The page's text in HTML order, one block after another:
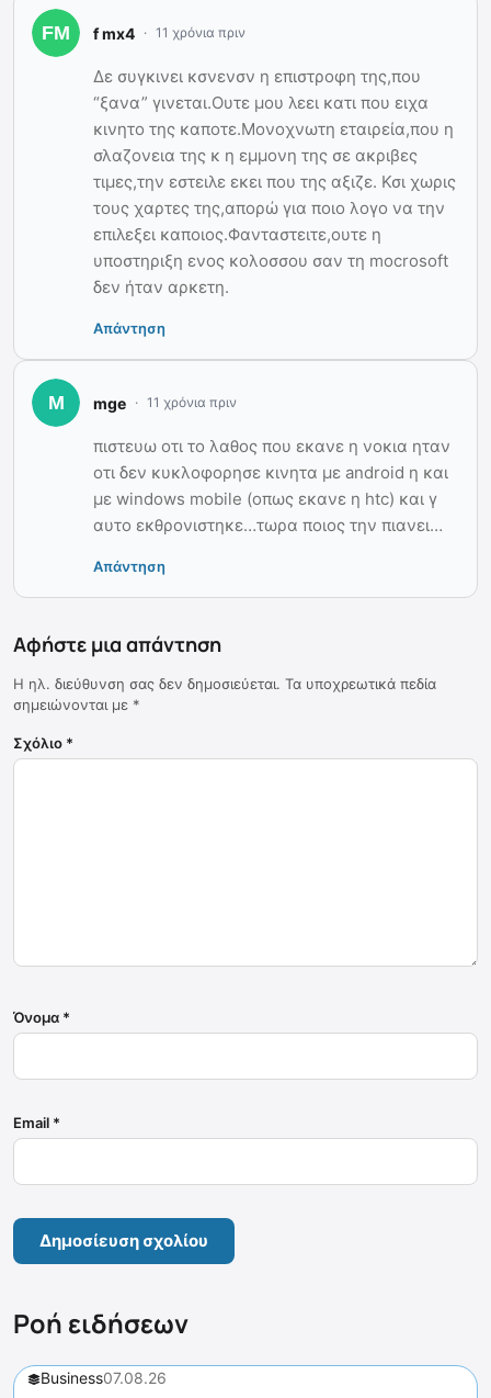
f mx4 11 χρόνια πριν
Δε συγκινει κσνενσν η επιστροφη της,που
“ξανα” γινεται.Ουτε μου λεει κατι που ειχα
κινητο της καποτε.Μονοχνωτη εταιρεία,που η
σλαζονεια της κ η εμμονη της σε ακριβες
τιμες,την εστειλε εκει που της αξιζε. Κσι χωρις
τους χαρτες της,απορώ για ποιο λογο να την
επιλεξει καποιος.Φανταστειτε,ουτε η
υποστηριξη ενος κολοσσου σαν τη mocrosoft
δεν ήταν αρκετη.
Απάντηση
mge 11 χρόνια πριν
πιστευω οτι το λαθος που εκανε η νοκια ηταν
οτι δεν κυκλοφορησε κινητα με android η και
με windows mobile (οπως εκανε η htc) και γ
αυτο εκθρονιστηκε…τωρα ποιος την πιανει…
Απάντηση
Αφήστε μια απάντηση
Η ηλ. διεύθυνση σας δεν δημοσιεύεται. Τα υποχρεωτικά πεδία
σημειώνονται με *
Σχόλιο *
Όνομα *
Email *
Ροή ειδήσεων
Business07.08.26